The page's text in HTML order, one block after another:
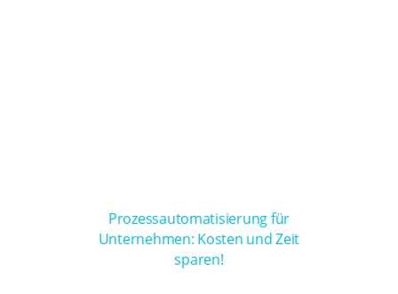
Prozessautomatisierung für
Unternehmen: Kosten und Zeit
sparen!